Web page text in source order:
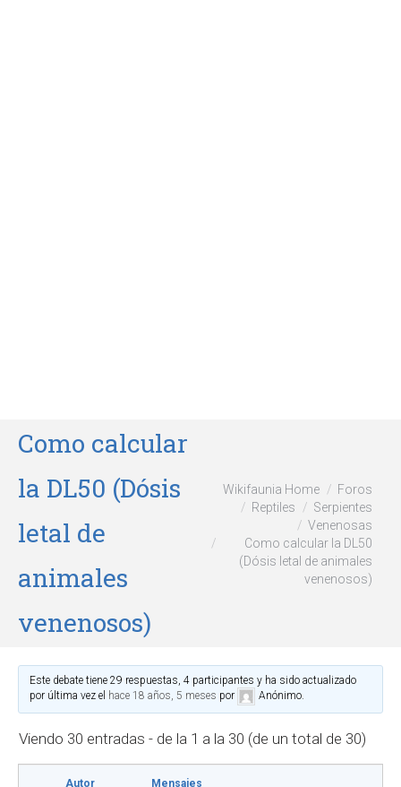
Como calcular
la DL50 (Dósis
letal de
animales
venenosos)
Wikifaunia Home
Foros
Reptiles
Serpientes
Venenosas
Como calcular la DL50
(Dósis letal de animales
venenosos)
Este debate tiene 29 respuestas, 4 participantes y ha sido actualizado
por última vez el hace 18 años, 5 meses por Anónimo.
Viendo 30 entradas - de la 1 a la 30 (de un total de 30)
Autor Mensajes